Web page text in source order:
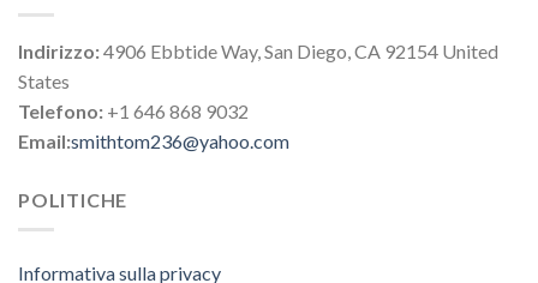
Indirizzo:4906 Ebbtide Way, San Diego, CA 92154 United
States
Telefono: +1 646 868 9032
Email:smithtom236@yahoo.com
POLITICHE
Informativa sulla privacy